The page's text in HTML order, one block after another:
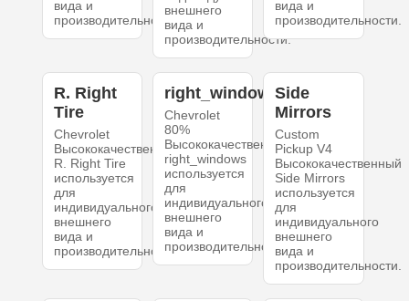
вида и
производительности.
внешнего
вида и
производительности.
вида и
производительности.
R. Right
Tire
Chevrolet
Высококачественный
R. Right Tire
используется
для
индивидуального
внешнего
вида и
производительности.
right_windows
Chevrolet
80%
Высококачественный
right_windows
используется
для
индивидуального
внешнего
вида и
производительности.
Side
Mirrors
Custom
Pickup V4
Высококачественный
Side Mirrors
используется
для
индивидуального
внешнего
вида и
производительности.